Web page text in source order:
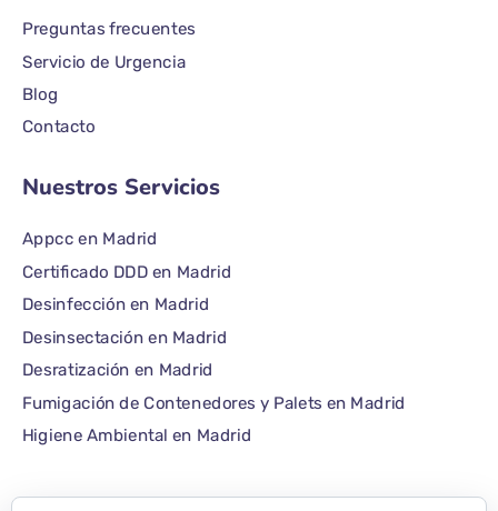
Preguntas frecuentes
Servicio de Urgencia
Blog
Contacto
Nuestros Servicios
Appcc en Madrid
Certificado DDD en Madrid
Desinfección en Madrid
Desinsectación en Madrid
Desratización en Madrid
Fumigación de Contenedores y Palets en Madrid
Higiene Ambiental en Madrid